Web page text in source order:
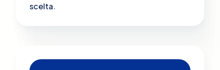
scelta.